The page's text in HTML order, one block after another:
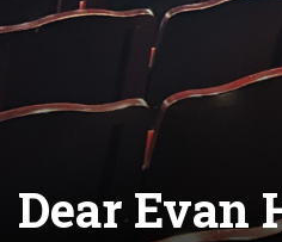
Dear Evan